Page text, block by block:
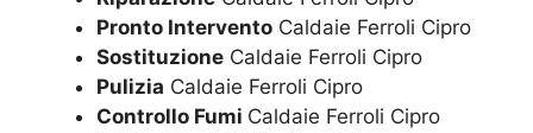
Pronto Intervento Caldaie Ferroli Cipro
Sostituzione Caldaie Ferroli Cipro
Pulizia Caldaie Ferroli Cipro
Controllo Fumi Caldaie Ferroli Cipro